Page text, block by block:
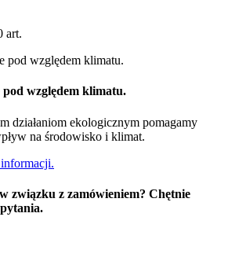
art.
względem klimatu.
działaniom ekologicznym pomagamy
na środowisko i klimat.
związku z zamówieniem? Chętnie